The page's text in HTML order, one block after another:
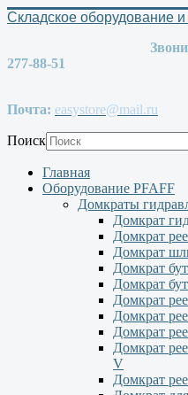
Складское оборудование и
277-88-51
Почта: easystore@mail.ru
Поиск
Главная
Оборудование PFAFF
Домкраты
Домкрат
Домкрат
Домкрат
Домкрат
Домкрат
Домкрат
Домкрат
Домкрат
Домкрат
V
Домкрат